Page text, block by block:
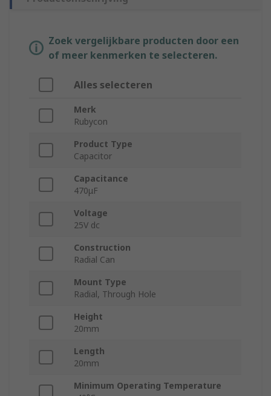
Zoek vergelijkbare producten door een
of meer kenmerken te selecteren.
Alles selecteren
Merk
Rubycon
Product Type
Capacitor
Capacitance
470μF
Voltage
25V dc
Construction
Radial Can
Mount Type
Radial, Through Hole
Height
20mm
Length
20mm
Minimum Operating Temperature